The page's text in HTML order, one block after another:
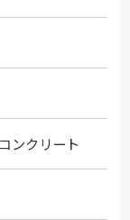
ンクリート